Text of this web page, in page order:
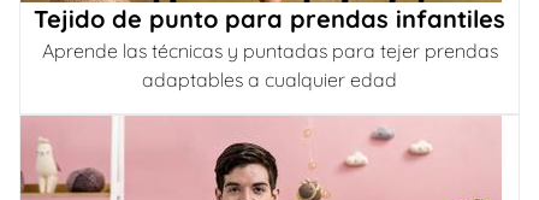
Tejido de punto para prendas infantiles
Aprende las técnicas y puntadas para tejer prendas
adaptables a cualquier edad